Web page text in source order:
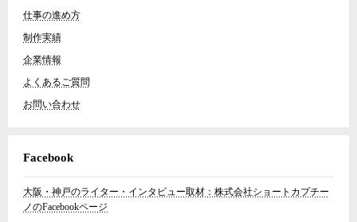
仕事の進め方
制作実績
企業情報
よくあるご質問
お問い合わせ
Facebook
大阪・神戸のライター・インタビュー取材：株式会社ショートカプチー
ノのFacebookページ